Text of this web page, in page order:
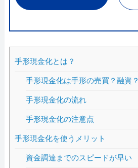
手形現金化とは？
手形現金化は手形の売買？融資？
手形現金化の流れ
手形現金化の注意点
手形現金化を使うメリット
資金調達までのスピードが早い